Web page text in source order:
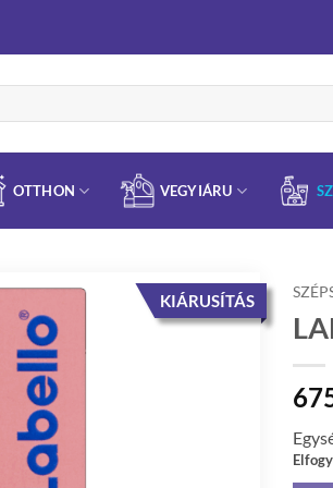
OTTHON VEGYIÁRU
KIÁRUSÍTÁS